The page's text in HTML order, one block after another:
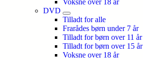
Voksne over 18 år
DVD
Tilladt for alle
Frarådes børn under 7 år
Tilladt for børn over 11 år
Tilladt for børn over 15 år
Voksne over 18 år